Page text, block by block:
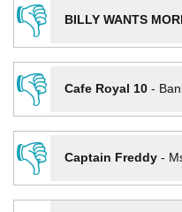
👎
BILLY WANTS
👎
Cafe Royal 10-
👎
Captain Freddy-